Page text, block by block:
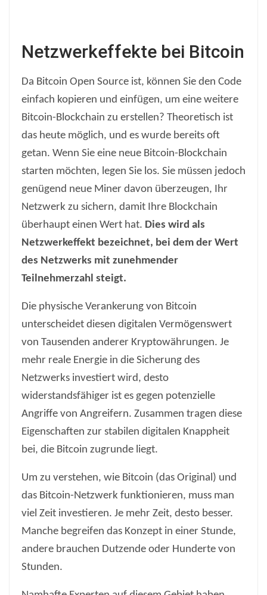
Netzwerkeffekte bei Bitcoin
Da Bitcoin Open Source ist, können Sie den Code
einfach kopieren und einfügen, um eine weitere
Bitcoin-Blockchain zu erstellen? Theoretisch ist
das heute möglich, und es wurde bereits oft
getan. Wenn Sie eine neue Bitcoin-Blockchain
starten möchten, legen Sie los. Sie müssen jedoch
genügend neue Miner davon überzeugen, Ihr
Netzwerk zu sichern, damit Ihre Blockchain
überhaupt einen Wert hat. Dies wird als
Netzwerkeffekt bezeichnet, bei dem der Wert
des Netzwerks mit zunehmender
Teilnehmerzahl steigt.
Die physische Verankerung von Bitcoin
unterscheidet diesen digitalen Vermögenswert
von Tausenden anderer Kryptowährungen. Je
mehr reale Energie in die Sicherung des
Netzwerks investiert wird, desto
widerstandsfähiger ist es gegen potenzielle
Angriffe von Angreifern. Zusammen tragen diese
Eigenschaften zur stabilen digitalen Knappheit
bei, die Bitcoin zugrunde liegt.
Um zu verstehen, wie Bitcoin (das Original) und
das Bitcoin-Netzwerk funktionieren, muss man
viel Zeit investieren. Je mehr Zeit, desto besser.
Manche begreifen das Konzept in einer Stunde,
andere brauchen Dutzende oder Hunderte von
Stunden.